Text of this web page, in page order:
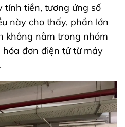
tính tiền, tương ứng số
này cho thấy, phần lớn
không nằm trong nhóm
đơn điện tử từ máy